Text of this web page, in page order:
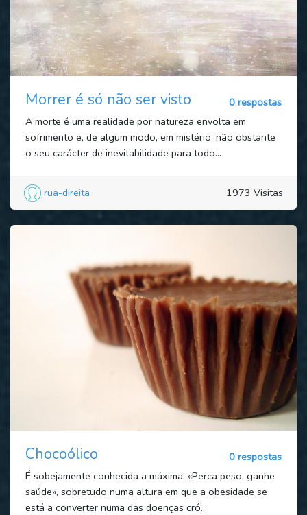
Morrer é só não ser visto
0 respostas
A morte é uma realidade por natureza envolta em
sofrimento e, de algum modo, em mistério, não obstante
o seu carácter de inevitabilidade para todo...
rua-direita 1973 Visitas
Chocoólico
0 respostas
É sobejamente conhecida a máxima: «Perca peso, ganhe
saúde», sobretudo numa altura em que a obesidade se
está a converter numa das doenças cró...